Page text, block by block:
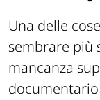
Una delle
sembrare più
mancanza
documentario